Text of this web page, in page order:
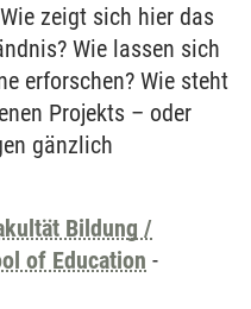
zeigt sich hier das
Wie lassen sich
erforschen? Wie steht
Projekts – oder
gänzlich
Bildung /
of Education -